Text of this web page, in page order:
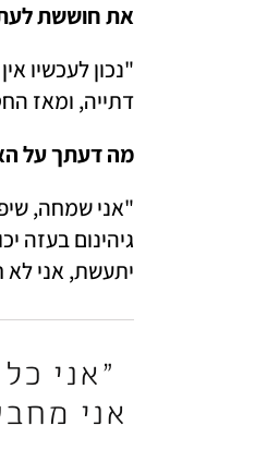
את חוששת
דתייה, ומאז
מה דעתך על
יתעשת, אני לא